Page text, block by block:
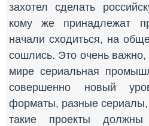
захотел сделать
кому же принадлежат
начали сходиться, на
сошлись. Это очень
мире сериальная
совершенно новый
форматы, разные
такие проекты должны